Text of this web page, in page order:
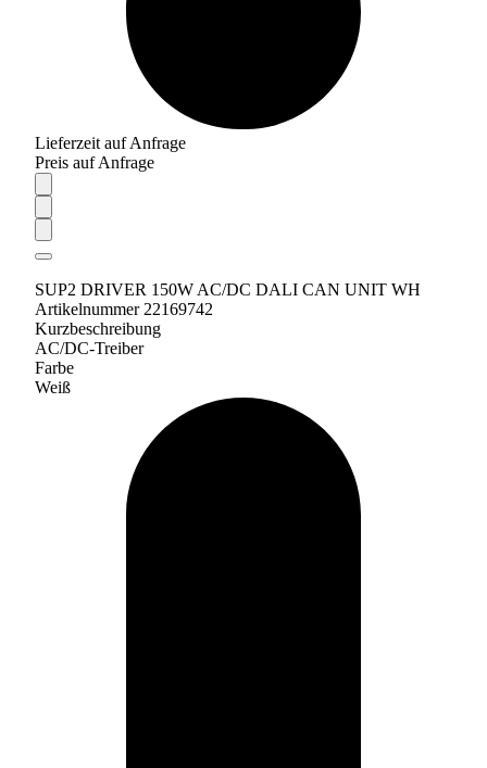
Lieferzeit auf Anfrage
Preis auf Anfrage
SUP2 DRIVER 150W AC/DC DALI CAN UNIT WH
Artikelnummer 22169742
Kurzbeschreibung
AC/DC-Treiber
Farbe
Weiß